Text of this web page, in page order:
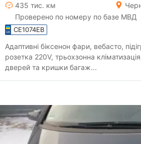
435 тис. км
Проверено по номеру по базе МВД
CE1074EB
Адаптивні біксенон фари, вебасто,
розетка 220V, трьохзонна
дверей та кришки багаж...